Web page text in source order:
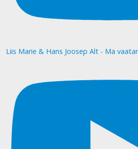
Liis Marie & Hans Joosep Alt - Ma